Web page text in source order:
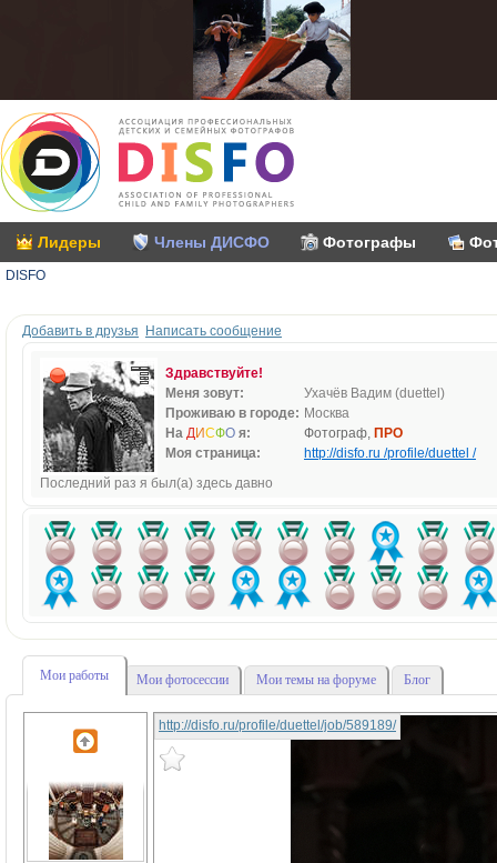
Лидеры Члены ДИСФО Фотографы
DISFO
Добавить в друзья Написать сообщение
Здравствуйте!
Меня зовут:
Ухачёв Вадим (duettel)
Проживаю в городе: Москва
На ДИСФО я: Фотограф, ПРО
Моя страница:
http://disfo.ru /profile/duettel /
Последний раз я был(а) здесь давно
Мои работы Мои фотосессии Мои темы на форуме Блог
http://disfo.ru/profile/duettel/job/589189/